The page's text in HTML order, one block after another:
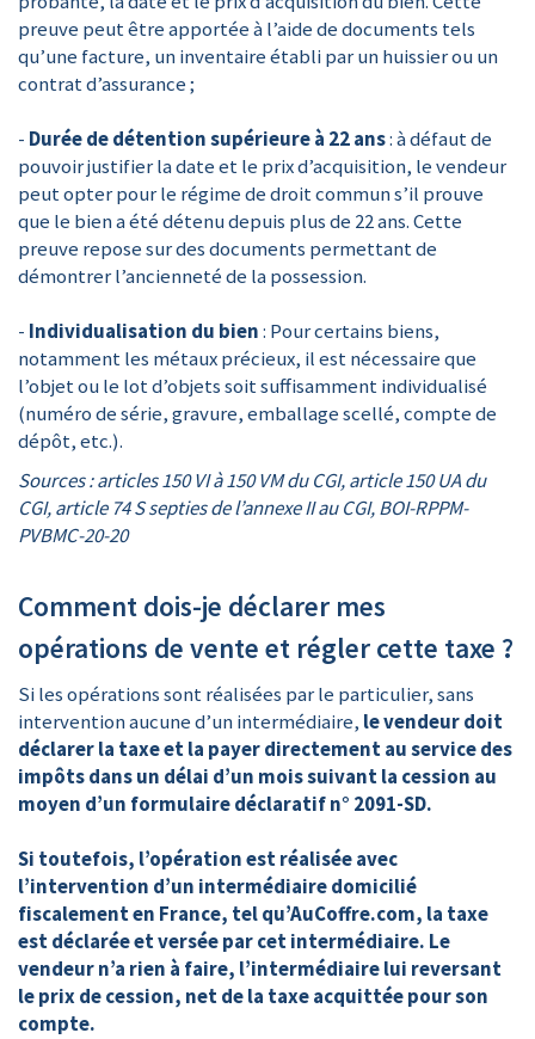
preuve peut être apportée à l’aide de documents tels
qu’une facture, un inventaire établi par un huissier ou un
contrat d’assurance ;
- Durée de détention supérieure à 22 ans: à défaut de
pouvoir justifier la date et le prix d’acquisition, le vendeur
peut opter pour le régime de droit commun s’il prouve
que le bien a été détenu depuis plus de 22 ans. Cette
preuve repose sur des documents permettant de
démontrer l’ancienneté de la possession.
- Individualisation du bien: Pour certains biens,
notamment les métaux précieux, il est nécessaire que
l’objet ou le lot d’objets soit suffisamment individualisé
(numéro de série, gravure, emballage scellé, compte de
dépôt, etc.).
Sources : articles 150 VI à 150 VM du CGI, article 150 UA du
CGI, article 74 S septies de l’annexe II au CGI, BOI-RPPM-
PVBMC-20-20
Comment dois-je déclarer mes
opérations de vente et régler cette taxe ?
Si les opérations sont réalisées par le particulier, sans
intervention aucune d’un intermédiaire, le vendeur doit
déclarer la taxe et la payer directement au service des
impôts dans un délai d’un mois suivant la cession au
moyen d’un formulaire déclaratif n° 2091-SD.
Si toutefois, l’opération est réalisée avec
l’intervention d’un intermédiaire domicilié
fiscalement en France, tel qu’AuCoffre.com, la taxe
est déclarée et versée par cet intermédiaire. Le
vendeur n’a rien à faire, l’intermédiaire lui reversant
le prix de cession, net de la taxe acquittée pour son
compte.